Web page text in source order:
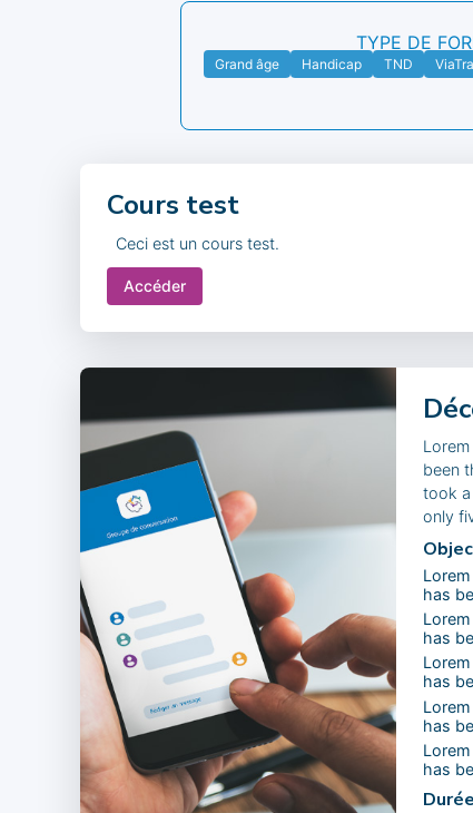
TYPE DE
Grand âge Handicap TND
Cours test
Ceci est un cours test.
Accéder
been
took a
only
has be
has be
has be
has be
has be